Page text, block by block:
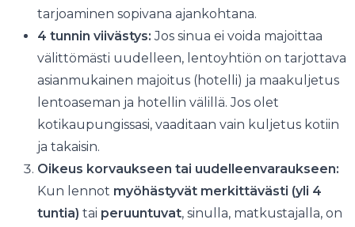
tarjoaminen sopivana ajankohtana.
4 tunnin viivästys: Jos sinua ei voida majoittaa
välittömästi uudelleen, lentoyhtiön on tarjottava
asianmukainen majoitus (hotelli) ja maakuljetus
lentoaseman ja hotellin välillä. Jos olet
kotikaupungissasi, vaaditaan vain kuljetus kotiin
ja takaisin.
Oikeus korvaukseen tai uudelleenvaraukseen:
Kun lennot myöhästyvät merkittävästi (yli 4
tuntia) tai peruuntuvat, sinulla, matkustajalla, on